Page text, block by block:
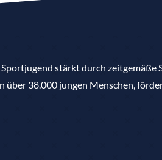
stärkt durch
über 38.000 jungen Menschen,